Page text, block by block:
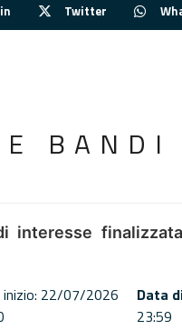
Twitter
BANDI
interesse
inizio: 22/07/2026
Data
23:59